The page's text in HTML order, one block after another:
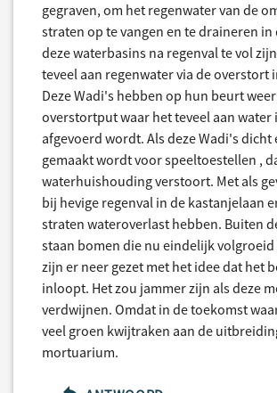
gegraven, om het regenwater van de
straten op te vangen en te draineren in
deze waterbasins na regenval te vol
teveel aan regenwater via de overstort
Deze Wadi's hebben op hun beurt
overstortput waar het teveel aan
afgevoerd wordt. Als deze Wadi's dicht
gemaakt wordt voor speeltoestellen ,
waterhuishouding verstoort. Met als
bij hevige regenval in de kastanjelaan
straten wateroverlast hebben. Buiten
staan bomen die nu eindelijk volgroeid
zijn er neer gezet met het idee dat het
inloopt. Het zou jammer zijn als deze
verdwijnen. Omdat in de toekomst
veel groen kwijtraken aan de
mortuarium.